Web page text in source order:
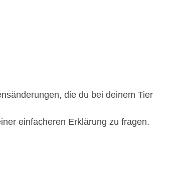
die du bei deinem Tier
einfacheren Erklärung zu fragen.